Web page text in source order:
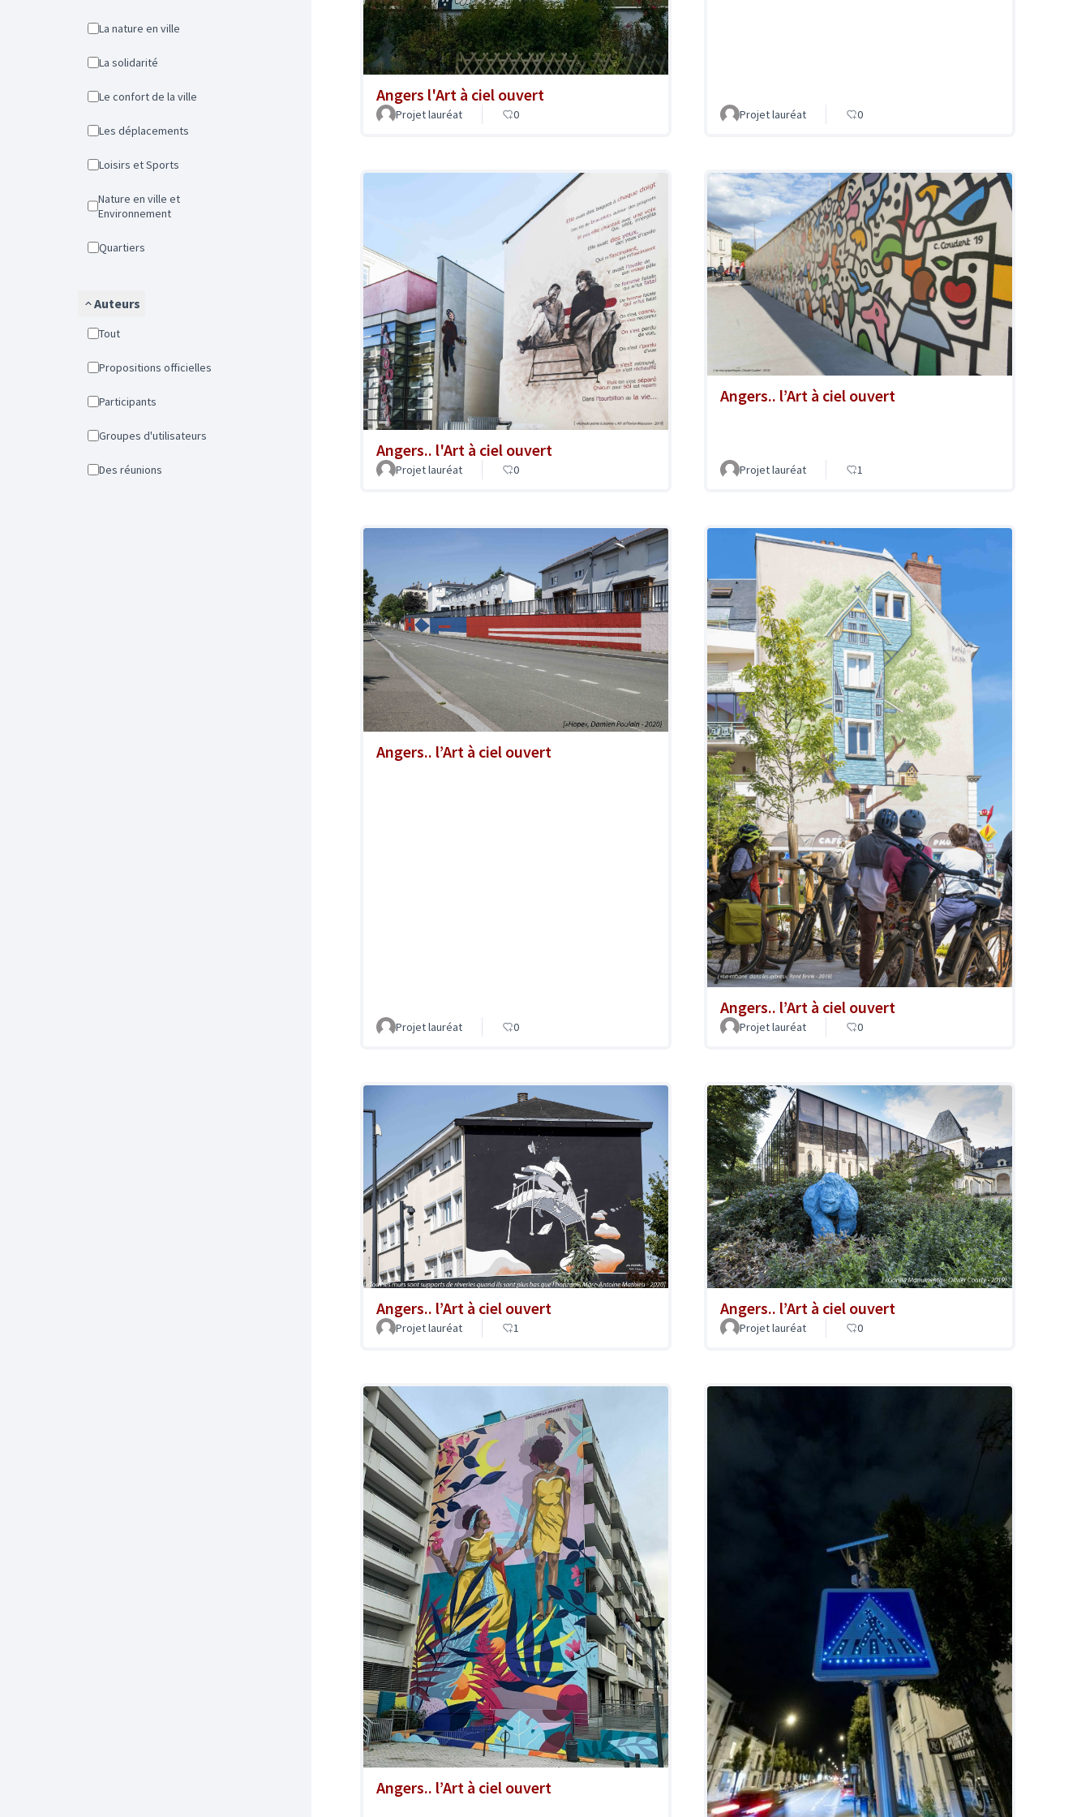
La nature en ville
La solidarité
Le confort de la ville
Les déplacements
Loisirs et Sports
Nature en ville et
Environnement
Quartiers
Auteurs
Tout
Propositions officielles
Participants
Groupes d'utilisateurs
Des réunions
Angers l'Art à ciel ouvert
Projet lauréat 0 Projet lauréat 0
Angers.. l'Art à ciel ouvert
Projet lauréat 0
Angers.. l’Art à ciel ouvert
Projet lauréat 1
Angers.. l’Art à ciel ouvert
Projet lauréat 0
Angers.. l’Art à ciel ouvert
Projet lauréat 0
Angers.. l’Art à ciel ouvert
Projet lauréat 1
Angers.. l’Art à ciel ouvert
Projet lauréat 0
Angers.. l’Art à ciel ouvert